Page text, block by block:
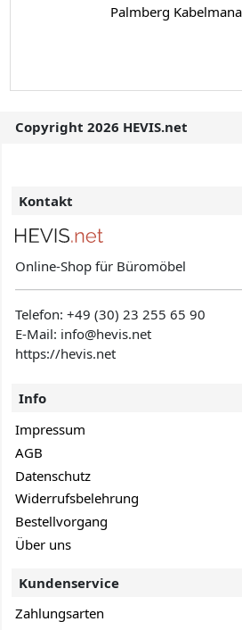
Palmberg
Copyright 2026 HEVIS.net
Kontakt
Online-Shop für Büromöbel
Telefon:+49 (30) 23 255 65 90
E-Mail: info@hevis.net
https://hevis.net
Info
Impressum
AGB
Datenschutz
Widerrufsbelehrung
Bestellvorgang
Über uns
Kundenservice
Zahlungsarten